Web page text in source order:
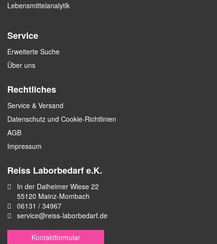
Lebensmittelanalytik
Service
Erweiterte Suche
Über uns
Rechtliches
Service & Versand
Datenschutz und Cookie-Richtlinien
AGB
Impressum
Reiss Laborbedarf e.K.
In der Dalheimer Wiese 22
55120 Mainz-Mombach
06131 / 34967
service@reiss-laborbedarf.de
Kontaktformular